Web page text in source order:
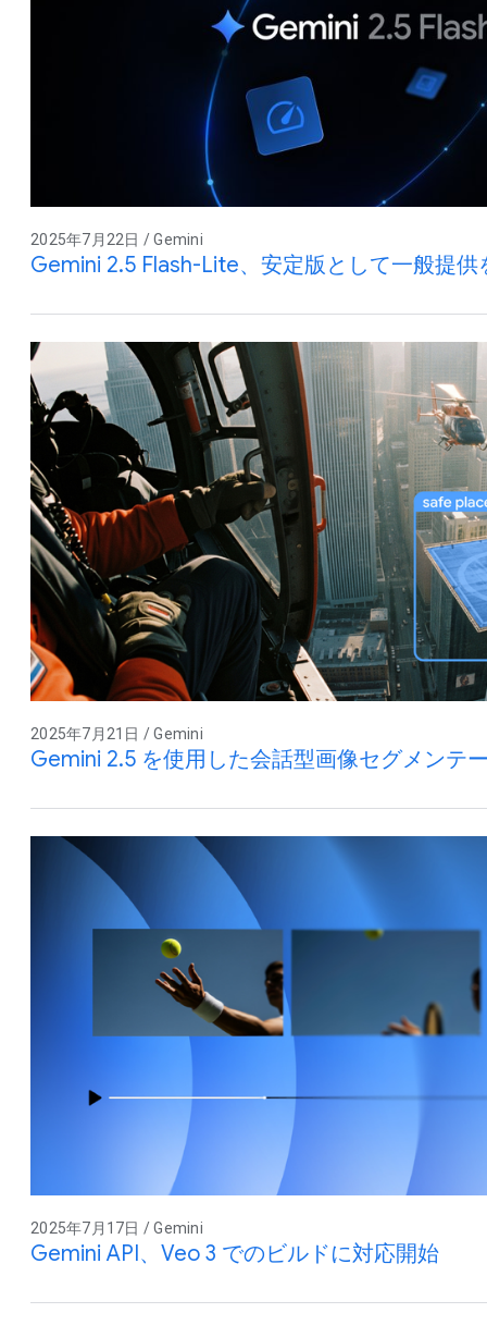
2025年7月22日 / Gemini
Gemini 2.5 Flash-Lite、安定版として一般提供
2025年7月21日 / Gemini
Gemini 2.5 を使用した会話型画像セグメンテ
2025年7月17日 / Gemini
Gemini API、Veo 3 でのビルドに対応開始